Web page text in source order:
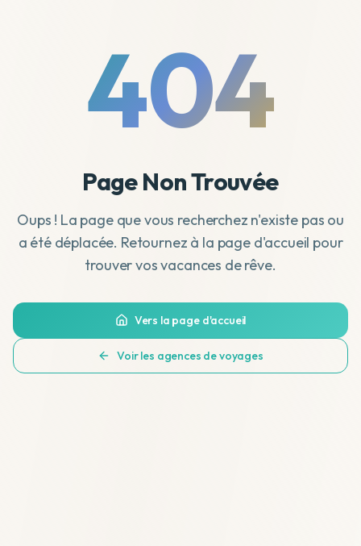
404
Page Non Trouvée
Oups ! La page que vous recherchez n'existe pas ou
a été déplacée. Retournez à la page d'accueil pour
trouver vos vacances de rêve.
Vers la page d'accueil
Voir les agences de voyages